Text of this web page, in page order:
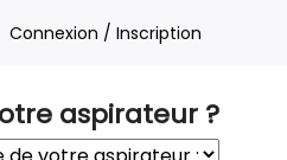
Connexion / Inscription
aspirateur ?